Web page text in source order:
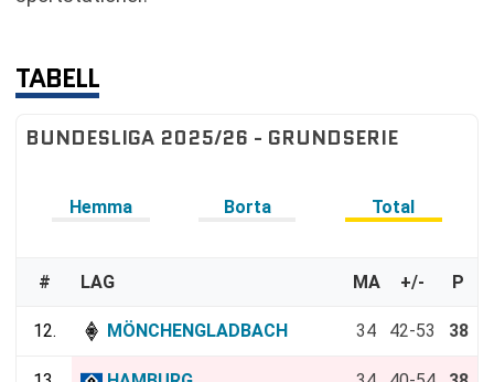
TABELL
BUNDESLIGA 2025/26 - GRUNDSERIE
Hemma Borta Total
# LAG MA +/- P
12. MÖNCHENGLADBACH 34 42-53 38